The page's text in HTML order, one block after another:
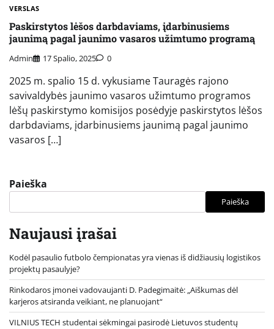
VERSLAS
Paskirstytos lėšos darbdaviams, įdarbinusiems
jaunimą pagal jaunimo vasaros užimtumo programą
Admin 17 Spalio, 2025 0
2025 m. spalio 15 d. vykusiame Tauragės rajono
savivaldybės jaunimo vasaros užimtumo programos
lėšų paskirstymo komisijos posėdyje paskirstytos lėšos
darbdaviams, įdarbinusiems jaunimą pagal jaunimo
vasaros […]
Paieška
Paieška
Naujausi įrašai
Kodėl pasaulio futbolo čempionatas yra vienas iš didžiausių logistikos
projektų pasaulyje?
Rinkodaros įmonei vadovaujanti D. Padegimaitė: „Aiškumas dėl
karjeros atsiranda veikiant, ne planuojant“
VILNIUS TECH studentai sėkmingai pasirodė Lietuvos studentų